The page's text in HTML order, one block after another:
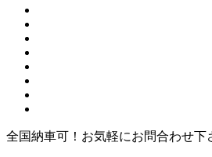
全国納車可！お気軽にお問合わせ下